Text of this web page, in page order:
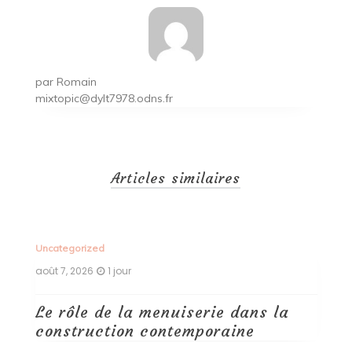
par Romain
mixtopic@dylt7978.odns.fr
Articles similaires
Uncategorized
août 7, 2026 1 jour
Le rôle de la menuiserie dans la
construction contemporaine